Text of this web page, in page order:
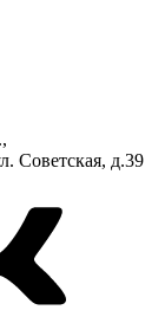
Советская, д.39